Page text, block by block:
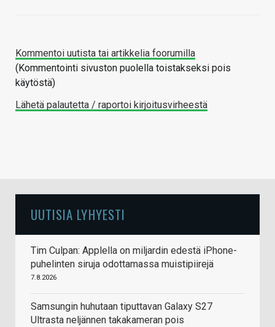
Kommentoi uutista tai artikkelia foorumilla
(Kommentointi sivuston puolella toistakseksi pois
käytöstä)
Lähetä palautetta / raportoi kirjoitusvirheestä
UUTISIA LYHYESTI
Tim Culpan: Applella on miljardin edestä iPhone-
puhelinten siruja odottamassa muistipiirejä
7.8.2026
Samsungin huhutaan tiputtavan Galaxy S27
Ultrasta neljännen takakameran pois